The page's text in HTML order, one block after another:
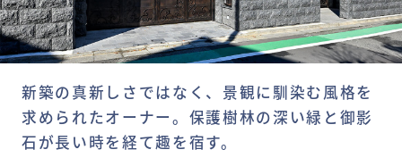
新築の真新しさではなく、景観に馴染む風格を
求められたオーナー。保護樹林の深い緑と御影
石が長い時を経て趣を宿す。